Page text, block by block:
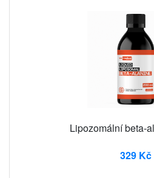
Lipozomální beta-
329 Kč